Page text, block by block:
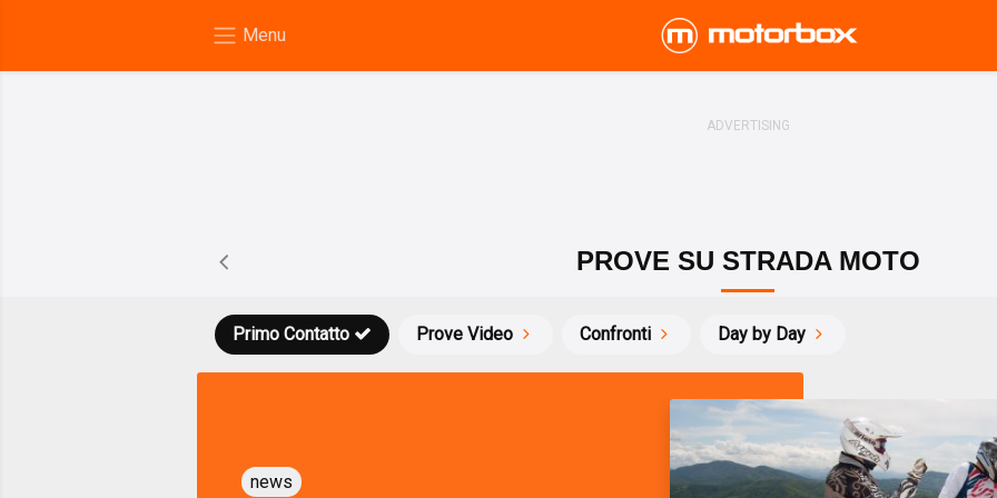
PROVE SU STRADA MOTO
Prove Video Confronti
Primo Contatto Day by Day
news